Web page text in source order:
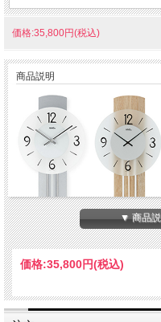
価格:35,800円(税込)
商品説明
ア・メンヤーにより設立された世
最も良い品質だけを作り出すため
▼ 商品
価格:35,800円(税込)